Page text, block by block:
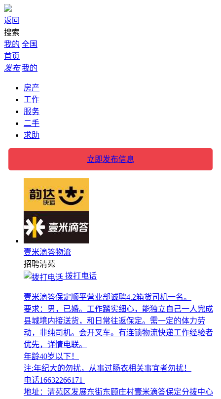
返回
搜索
我的 全国
首页
发布 我的
房产
工作
服务
二手
求助
立即发布信息
壹米滴答物流
招聘清苑
拨打电话
壹米滴答保定顺平营业部诚聘4.2箱货司机一名。
要求：男，已婚。工作踏实细心，能独立自己一人完成
县城境内接送货，和日常往返保定。需一定的体力劳
动，非纯司机。会开叉车。有连锁物流快递工作经验者
优先，详情电联。
年龄40岁以下！
注:年纪大的勿扰，从事过肠衣相关事宜者勿扰！
电话16632266171
地址：清苑区发展东街东顾庄村壹米滴答保定分拨中心